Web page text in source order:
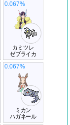
カミツレ
ゼブライカ
0.067%
ミカン
ハガネール
0.067%